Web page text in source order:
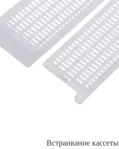
Встраивание кассеты